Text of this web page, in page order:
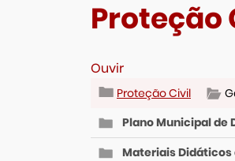
Proteção
Ouvir
Proteção Civil
Plano Municipal de
Materiais Didáticos